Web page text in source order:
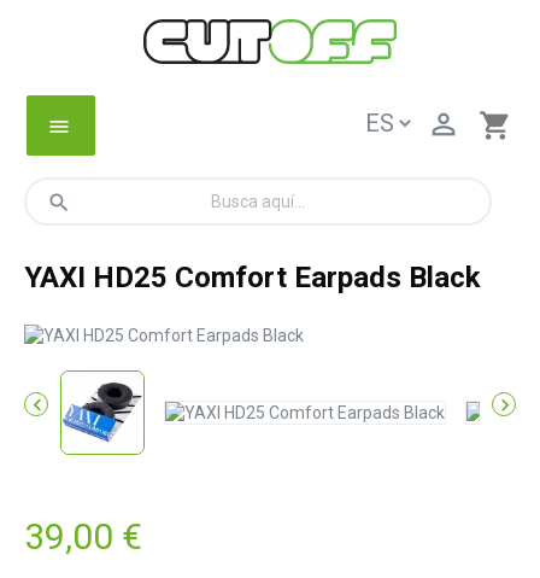
menu shopping_cart

search
YAXI HD25 Comfort Earpads Black
 
39,00 €